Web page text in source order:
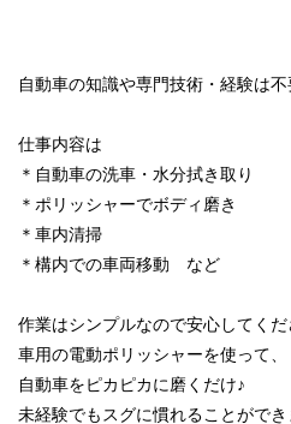
自動車の知識や専門技術・経験は
仕事内容は
＊自動車の洗車・水分拭き取り
＊ポリッシャーでボディ磨き
＊車内清掃
＊構内での車両移動 など
作業はシンプルなので安心してくだ
車用の電動ポリッシャーを使って、
自動車をピカピカに磨くだけ♪
未経験でもスグに慣れることができ